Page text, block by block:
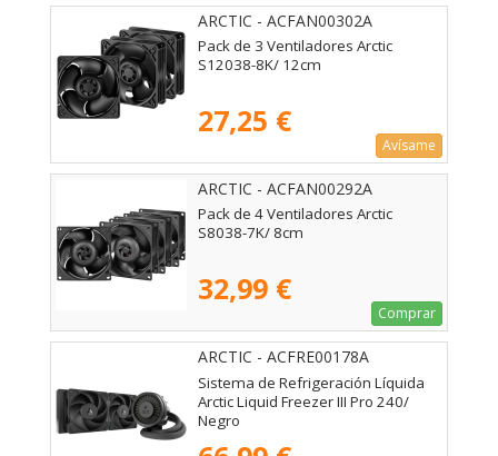
ARCTIC - ACFAN00302A
Pack de 3 Ventiladores Arctic
S12038-8K/ 12cm
27,25 €
Avísame
ARCTIC - ACFAN00292A
Pack de 4 Ventiladores Arctic
S8038-7K/ 8cm
32,99 €
Comprar
ARCTIC - ACFRE00178A
Sistema de Refrigeración Líquida
Arctic Liquid Freezer III Pro 240/
Negro